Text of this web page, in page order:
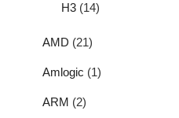
H3 (14)
AMD (21)
Amlogic (1)
ARM (2)